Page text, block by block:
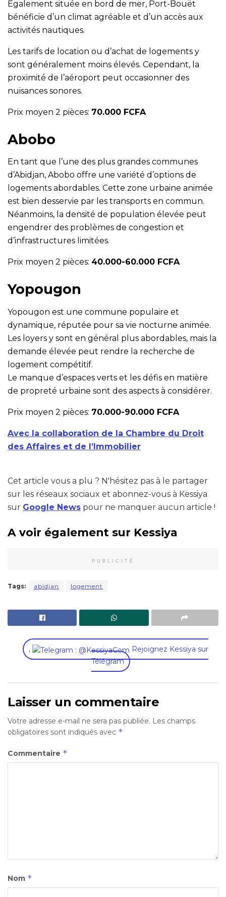
Également située en bord de mer, Port-Bouët
bénéficie d’un climat agréable et d’un accès aux
activités nautiques.
Les tarifs de location ou d’achat de logements y
sont généralement moins élevés. Cependant, la
proximité de l’aéroport peut occasionner des
nuisances sonores.
Prix moyen 2 pièces: 70.000 FCFA
Abobo
En tant que l’une des plus grandes communes
d’Abidjan, Abobo offre une variété d’options de
logements abordables. Cette zone urbaine animée
est bien desservie par les transports en commun.
Néanmoins, la densité de population élevée peut
engendrer des problèmes de congestion et
d’infrastructures limitées.
Prix moyen 2 pièces: 40.000-60.000 FCFA
Yopougon
Yopougon est une commune populaire et
dynamique, réputée pour sa vie nocturne animée.
Les loyers y sont en général plus abordables, mais la
demande élevée peut rendre la recherche de
logement compétitif.
Le manque d’espaces verts et les défis en matière
de propreté urbaine sont des aspects à considérer.
Prix moyen 2 pièces: 70.000-90.000 FCFA
Avec la collaboration de la Chambre du Droit
des Affaires et de l’Immobilier
Cet article vous a plu ? N'hésitez pas à le partager
sur les réseaux sociaux et abonnez-vous à Kessiya
sur Google News pour ne manquer aucun article !
A voir également sur Kessiya
PUBLICITÉ
Tags: abidjan logement
,
Rejoignez Kessiya sur
Télégram
Laisser un commentaire
Votre adresse e-mail ne sera pas publiée. Les champs
obligatoires sont indiqués avec *
Commentaire *
Nom *